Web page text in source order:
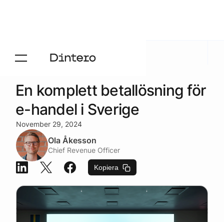
Aktuelt Blogg
En komplett betallösning för
e-handel i Sverige
November 29, 2024
Ola Åkesson
Chief Revenue Officer
Kopiera